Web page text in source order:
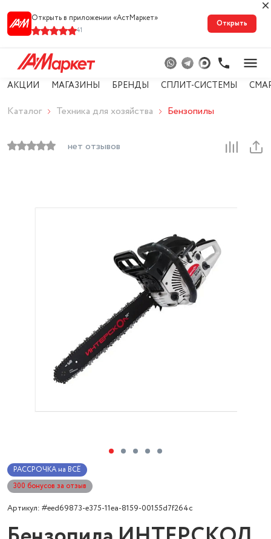
Открыть в приложении «АстМарке‪т‬»
41
Открыть
АКЦИИ МАГАЗИНЫ БРЕНДЫ СПЛИТ-СИСТЕМЫ
Каталог Техника для хозяйства Бензопилы
нет отзывов
РАССРОЧКА на ВСЁ
300 бонусов за отзыв
Артикул: #eed69873-e375-11ea-8159-00155d7f264c